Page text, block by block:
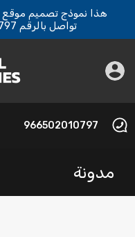
هذا نموذج تصميم
تواصل بالرقم 0502010797 واتساب او جوال
966502010797
مدونة